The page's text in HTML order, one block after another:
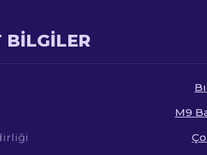
BILGILER
M9